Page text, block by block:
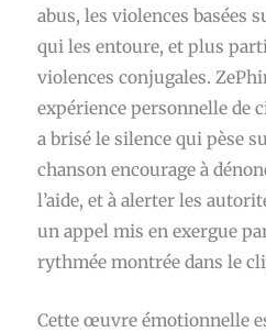
abus, les violences basées
qui les entoure, et plus
violences conjugales.
expérience personnelle de
a brisé le silence qui pèse
chanson encourage à
l’aide, et à alerter les
un appel mis en exergue
rythmée montrée dans le
Cette œuvre émotionnelle